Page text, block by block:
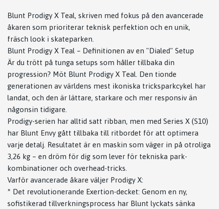
Blunt Prodigy X Teal, skriven med fokus på den avancerade
åkaren som prioriterar teknisk perfektion och en unik,
fräsch look i skateparken.
Blunt Prodigy X Teal – Definitionen av en "Dialed" Setup
Är du trött på tunga setups som håller tillbaka din
progression? Möt Blunt Prodigy X Teal. Den tionde
generationen av världens mest ikoniska tricksparkcykel har
landat, och den är lättare, starkare och mer responsiv än
någonsin tidigare.
Prodigy-serien har alltid satt ribban, men med Series X (S10)
har Blunt Envy gått tillbaka till ritbordet för att optimera
varje detalj. Resultatet är en maskin som väger in på otroliga
3,26 kg – en dröm för dig som lever för tekniska park-
kombinationer och overhead-tricks.
Varför avancerade åkare väljer Prodigy X:
* Det revolutionerande Exertion-decket: Genom en ny,
sofistikerad tillverkningsprocess har Blunt lyckats sänka